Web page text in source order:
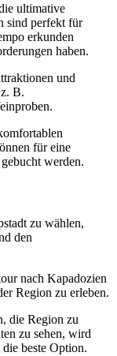
ultimative
sind perfekt für
erkunden
haben.
und
B.
für eine
werden.
zu wählen,
den
nach Kapadozien
Region zu erleben.
die Region zu
zu sehen, wird
beste Option.